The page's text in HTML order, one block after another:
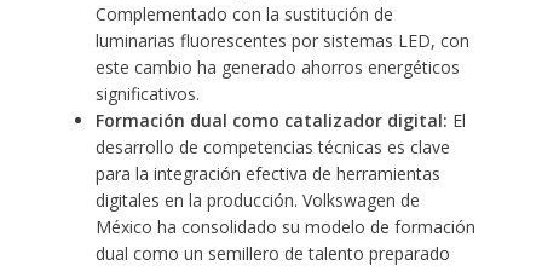
Complementado con la sustitución de
luminarias fluorescentes por sistemas LED, con
este cambio ha generado ahorros energéticos
significativos.
Formación dual como catalizador digital: El
desarrollo de competencias técnicas es clave
para la integración efectiva de herramientas
digitales en la producción. Volkswagen de
México ha consolidado su modelo de formación
dual como un semillero de talento preparado